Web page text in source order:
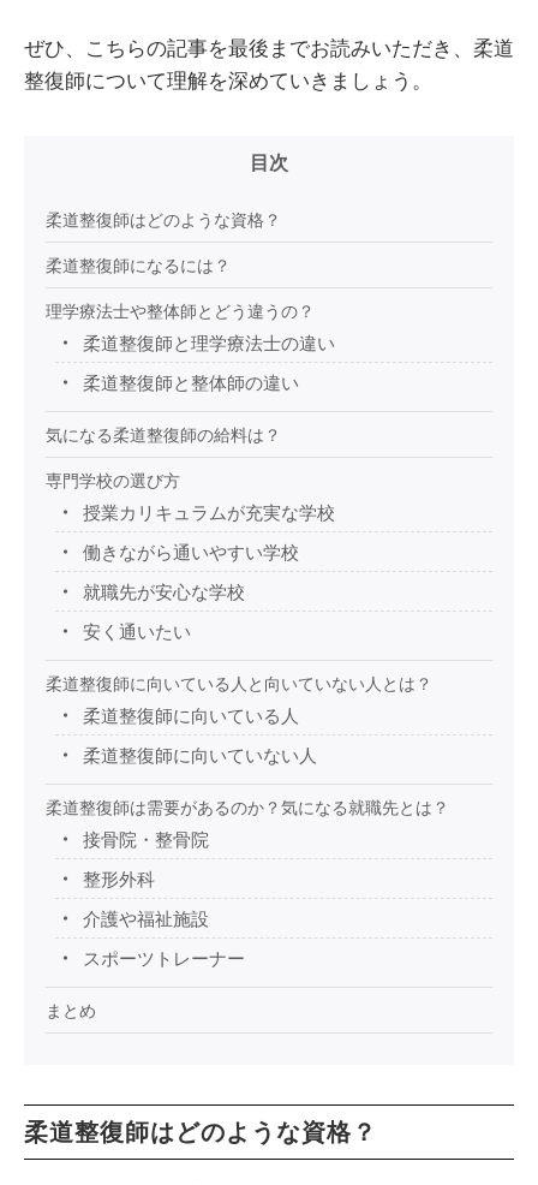
ぜひ、こちらの記事を最後までお読みいただき、柔道
整復師について理解を深めていきましょう。
目次
柔道整復師はどのような資格？
柔道整復師になるには？
理学療法士や整体師とどう違うの？
柔道整復師と理学療法士の違い
柔道整復師と整体師の違い
気になる柔道整復師の給料は？
専門学校の選び方
授業カリキュラムが充実な学校
働きながら通いやすい学校
就職先が安心な学校
安く通いたい
柔道整復師に向いている人と向いていない人とは？
柔道整復師に向いている人
柔道整復師に向いていない人
柔道整復師は需要があるのか？気になる就職先とは？
接骨院・整骨院
整形外科
介護や福祉施設
スポーツトレーナー
まとめ
柔道整復師はどのような資格？